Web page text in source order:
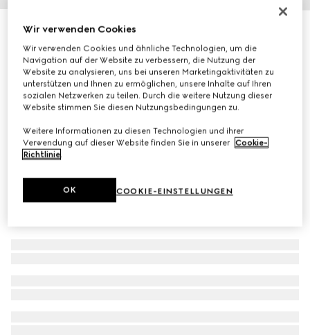
Schal aus GG Kaschmir
€ 790
Variantenbraun und beige
Wir verwenden Cookies
Wir verwenden Cookies und ähnliche Technologien, um die
Navigation auf der Website zu verbessern, die Nutzung der
Website zu analysieren, uns bei unseren Marketingaktivitäten zu
unterstützen und Ihnen zu ermöglichen, unsere Inhalte auf Ihren
sozialen Netzwerken zu teilen. Durch die weitere Nutzung dieser
Website stimmen Sie diesen Nutzungsbedingungen zu.
Weitere Informationen zu diesen Technologien und ihrer
Verwendung auf dieser Website finden Sie in unserer Cookie-
Richtlinie.
COOKIE-EINSTELLUNGEN
OK